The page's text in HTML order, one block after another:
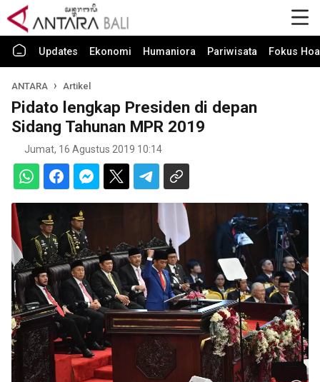
Updates Ekonomi Humaniora Pariwisata Fokus
ANTARA Artikel
Pidato lengkap Presiden di depan
Sidang Tahunan MPR 2019
Jumat, 16 Agustus 2019 10:14